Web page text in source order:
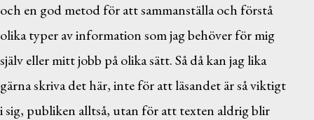
och en god metod för att sammanställa och förstå
olika typer av information som jag behöver för mig
själv eller mitt jobb på olika sätt. Så då kan jag lika
gärna skriva det här, inte för att läsandet är så viktigt
i sig, publiken alltså, utan för att texten aldrig blir